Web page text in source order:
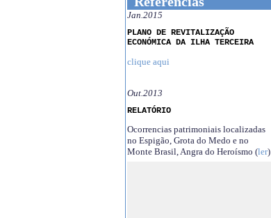
Jan.2015
PLANO DE REVITALIZAÇÃO
ECONÓMICA DA ILHA TERCEIRA
clique aqui
Out.2013
RELATÓRIO
Ocorrencias patrimoniais localizadas
no Espigão, Grota do Medo e no
Monte Brasil, Angra do Heroísmo (ler)